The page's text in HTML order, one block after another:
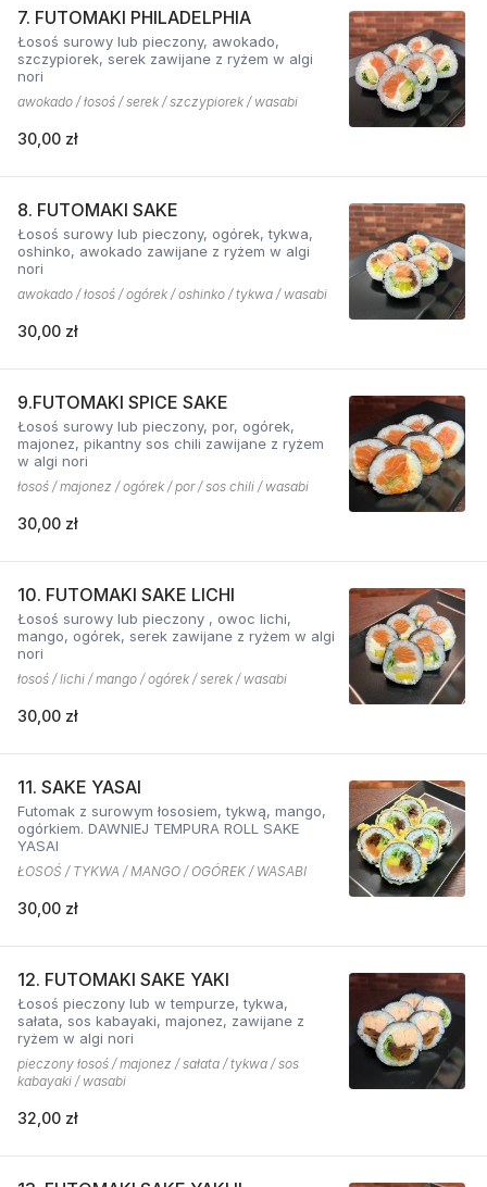
7. FUTOMAKI PHILADELPHIA
Łosoś surowy lub pieczony, awokado,
szczypiorek, serek zawijane z ryżem w algi
nori
awokado / łosoś / serek / szczypiorek / wasabi
30,00 zł
8. FUTOMAKI SAKE
Łosoś surowy lub pieczony, ogórek, tykwa,
oshinko, awokado zawijane z ryżem w algi
nori
awokado / łosoś / ogórek / oshinko / tykwa / wasabi
30,00 zł
9.FUTOMAKI SPICE SAKE
Łosoś surowy lub pieczony, por, ogórek,
majonez, pikantny sos chili zawijane z ryżem
w algi nori
łosoś / majonez / ogórek / por / sos chili / wasabi
30,00 zł
10. FUTOMAKI SAKE LICHI
Łosoś surowy lub pieczony , owoc lichi,
mango, ogórek, serek zawijane z ryżem w algi
nori
łosoś / lichi / mango / ogórek / serek / wasabi
30,00 zł
11. SAKE YASAI
Futomak z surowym łososiem, tykwą, mango,
ogórkiem. DAWNIEJ TEMPURA ROLL SAKE
YASAI
ŁOSOŚ / TYKWA / MANGO / OGÓREK / WASABI
30,00 zł
12. FUTOMAKI SAKE YAKI
Łosoś pieczony lub w tempurze, tykwa,
sałata, sos kabayaki, majonez, zawijane z
ryżem w algi nori
pieczony łosoś / majonez / sałata / tykwa / sos
kabayaki / wasabi
32,00 zł